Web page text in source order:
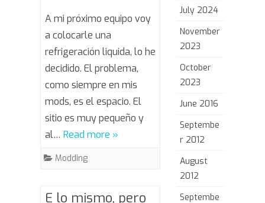
Microrefrigeración
líquida
A mi próximo equipo voy
a colocarle una
refrigeración liquida, lo he
decidido. El problema,
como siempre en mis
mods, es el espacio. El
sitio es muy pequeño y
al… Read more »
Modding
E lo mismo, pero
July 2024
November
2023
October
2023
June 2016
Septembe
r 2012
August
2012
Septembe